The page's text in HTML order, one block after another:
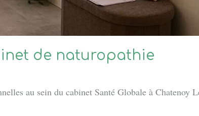
de naturopathie
au sein du cabinet Santé Globale à Chatenoy